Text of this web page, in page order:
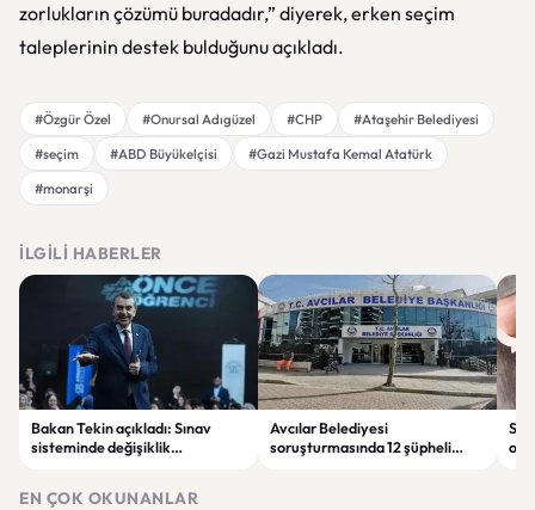
zorlukların çözümü buradadır,” diyerek, erken seçim
taleplerinin destek bulduğunu açıkladı.
#Özgür Özel #Onursal Adıgüzel #CHP
#Ataşehir Belediyesi
#seçim
#ABD Büyükelçisi
#Gazi Mustafa Kemal Atatürk
#monarşi
İLGILI HABERLER
Bakan Tekin açıkladı: Sınav
sisteminde değişiklik
Avcılar Belediyesi
soruşturmasında 12 şüpheli
EN ÇOK OKUNANLAR